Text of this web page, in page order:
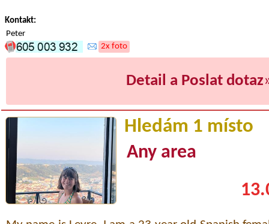
Kontakt:
Peter
2x foto
Detail a Poslat dotaz
Hledám 1 místo
Any area